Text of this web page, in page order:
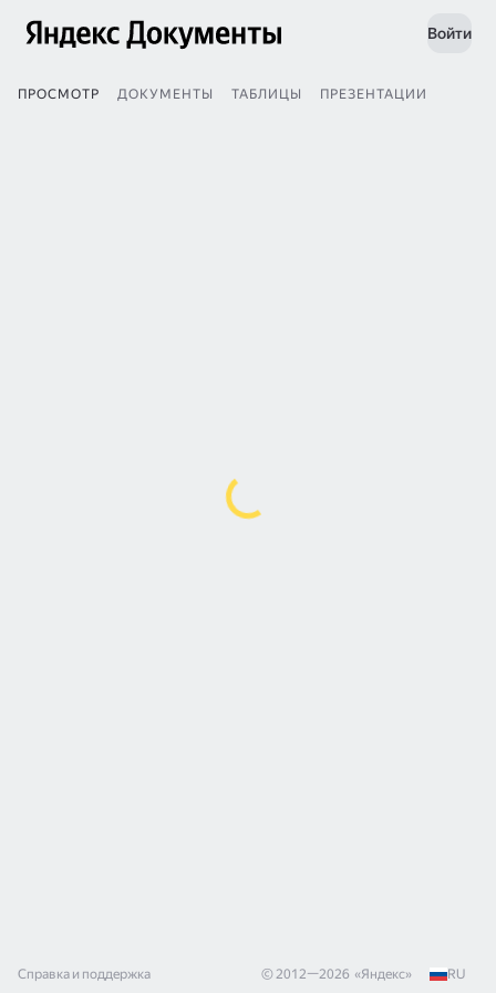
Войти
ПРОСМОТР ДОКУМЕНТЫ ТАБЛИЦЫ ПРЕЗЕНТАЦИИ
Справка и поддержка © 2012—2026 «Яндекс» RU